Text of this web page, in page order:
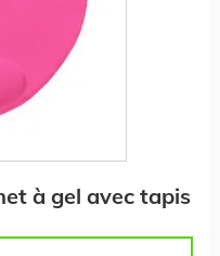
à gel avec tapis